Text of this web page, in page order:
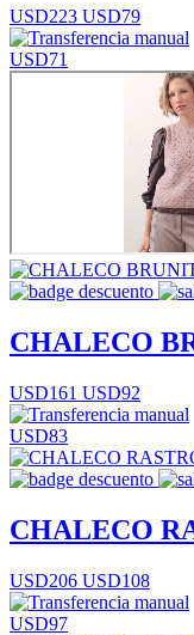
USD223 USD79
USD71
CHALECO
USD161 USD92
USD83
CHALECO
USD206 USD108
USD97